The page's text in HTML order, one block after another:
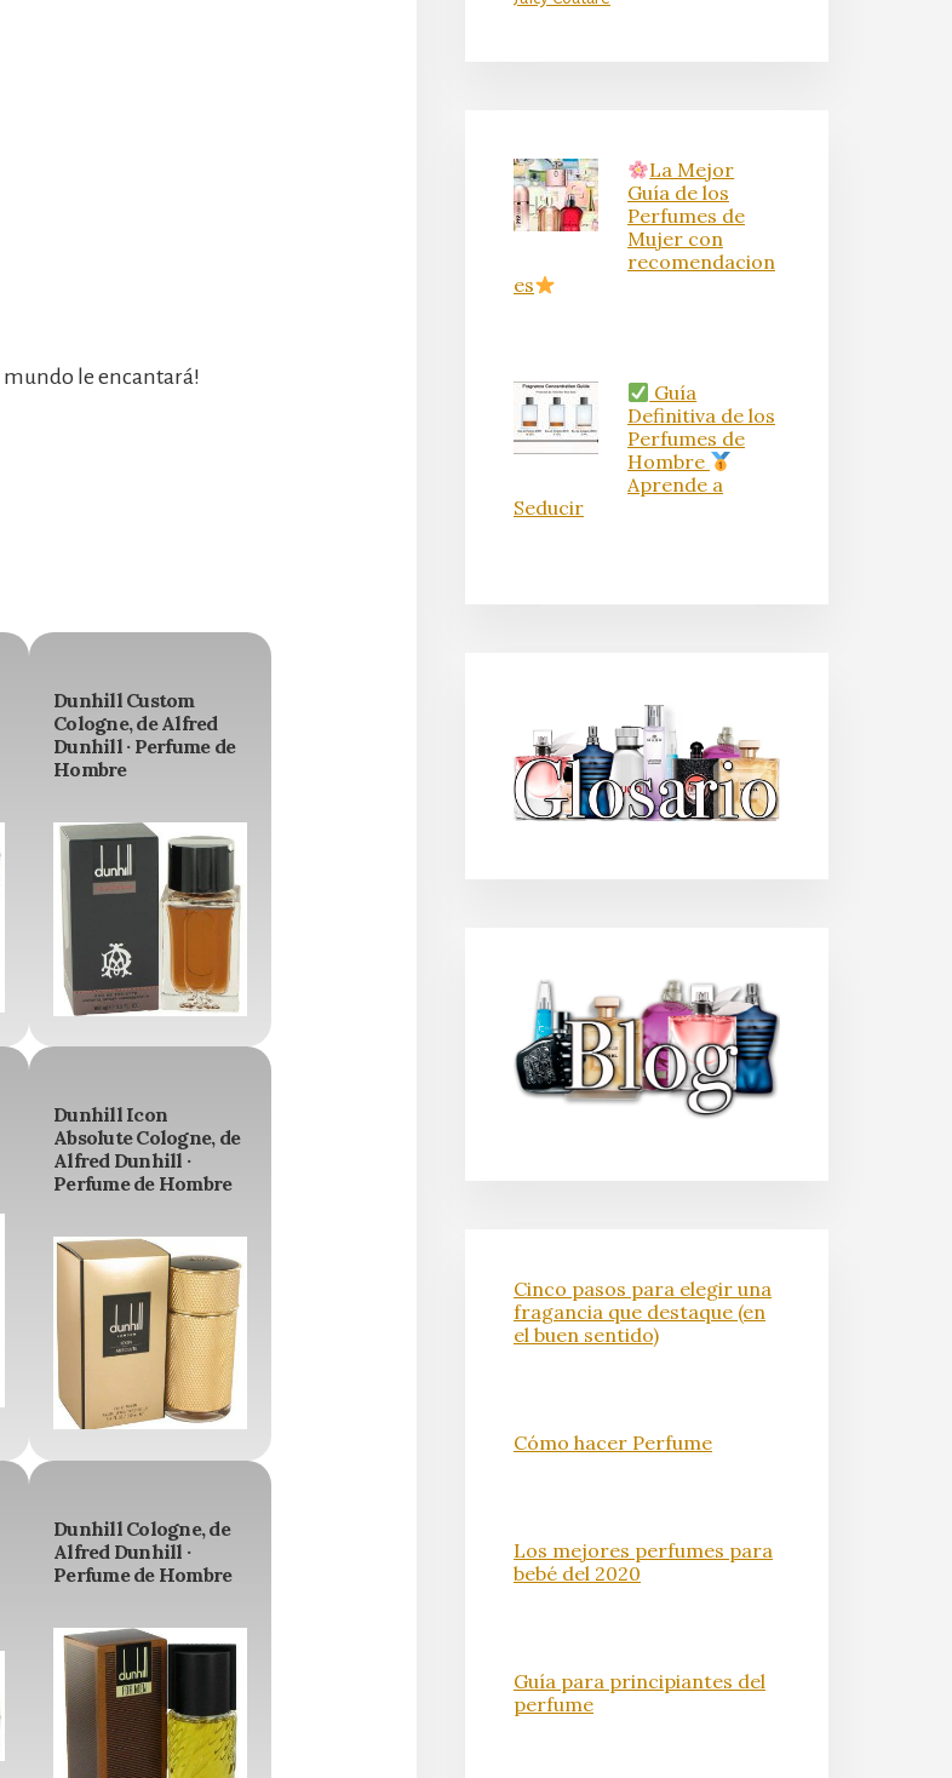
mundo le encantará!
Dunhill Custom
Cologne, de Alfred
Dunhill · Perfume de
Hombre
Dunhill Icon
Absolute Cologne, de
Alfred Dunhill ·
Perfume de Hombre
Dunhill Cologne, de
Alfred Dunhill ·
Perfume de Hombre
La Mejor
Guía de los
Perfumes de
Mujer con
recomendacion
es
Guía
Definitiva de los
Perfumes de
Hombre
Aprende a
Seducir
Cinco pasos para elegir una
fragancia que destaque (en
el buen sentido)
Cómo hacer Perfume
Los mejores perfumes para
bebé del 2020
Guía para principiantes del
perfume